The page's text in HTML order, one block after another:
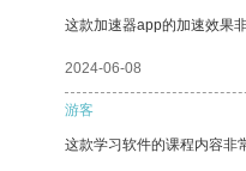
这款加速器app的加速效果
2024-06-08
游客
这款学习软件的课程内容非